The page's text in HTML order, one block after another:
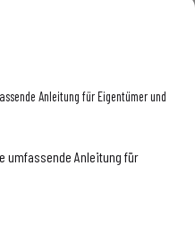
Anleitung für Eigentümer und
umfassende Anleitung für